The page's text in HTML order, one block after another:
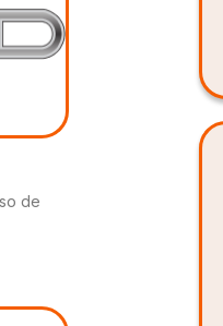
de